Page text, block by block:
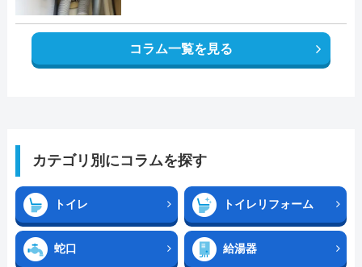
コラム一覧を見る
カテゴリ別にコラムを探す
トイレ トイレリフォーム
蛇口 給湯器